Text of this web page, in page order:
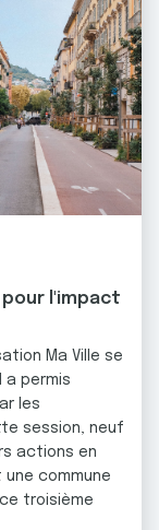
l'impact
Ma Ville se
a permis
les
session, neuf
actions en
commune
troisième